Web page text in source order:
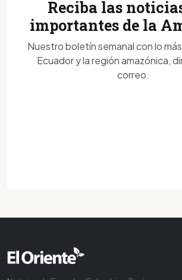
Reciba las
importantes de la
Nuestro boletín semanal con lo
Ecuador y la región amazónica,
correo.